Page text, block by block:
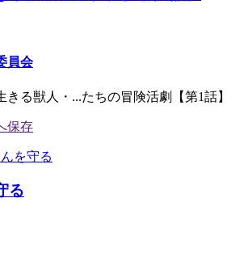
員会
きる獣人・...たちの冒険活劇【第1話】
る